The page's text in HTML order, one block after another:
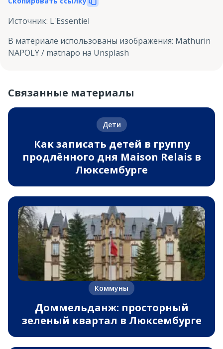
Источник: L'Essentiel
В материале использованы изображения: Mathurin
NAPOLY / matnapo на Unsplash
Связанные материалы
Дети
Как записать детей в группу
продлённого дня Maison Relais в
Люксембурге
Коммуны
Доммельданж: просторный
зеленый квартал в Люксембурге